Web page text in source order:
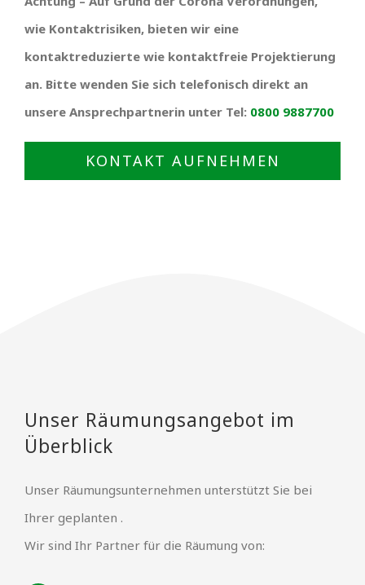
wie Kontaktrisiken, bieten wir eine
kontaktreduzierte wie kontaktfreie Projektierung
an. Bitte wenden Sie sich telefonisch direkt an
unsere Ansprechpartnerin unter Tel: 0800 9887700
KONTAKT AUFNEHMEN
Unser Räumungsangebot im
Überblick
Unser Räumungsunternehmen unterstützt Sie bei
Ihrer geplanten .
Wir sind Ihr Partner für die Räumung von: